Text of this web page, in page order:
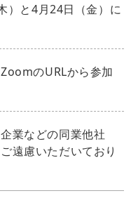
）と4月24日（金）に
のURLから参加
業などの同業他社
遠慮いただいており